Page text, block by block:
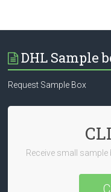
DHL Sample
Request Sample Box
Receive small sample